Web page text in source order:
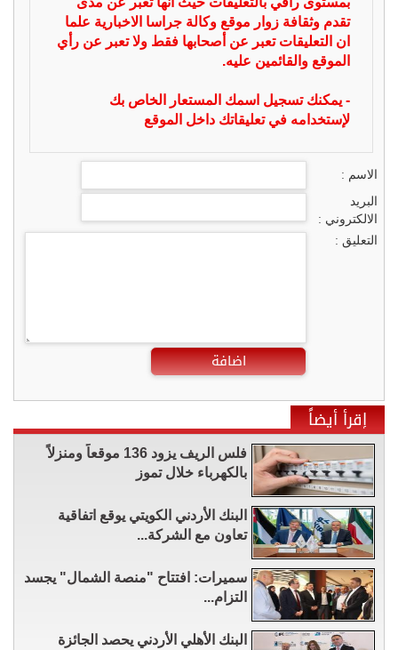
تقدم وثقافة زوار موقع وكالة جراسا الاخبارية علما
ان التعليقات تعبر عن أصحابها فقط ولا تعبر عن رأي
الموقع والقائمين عليه.
- يمكنك تسجيل اسمك المستعار الخاص بك
لإستخدامه في تعليقاتك داخل الموقع
الاسم :
البريد
الالكتروني :
التعليق :
اضافة
إقرأ أيضاً
فلس الريف يزود 136 موقعاً ومنزلاً
بالكهرباء خلال تموز
البنك الأردني الكويتي يوقع اتفاقية
تعاون مع الشركة...
سميرات: افتتاح "منصة الشمال" يجسد
التزام...
البنك الأهلي الأردني يحصد الجائزة